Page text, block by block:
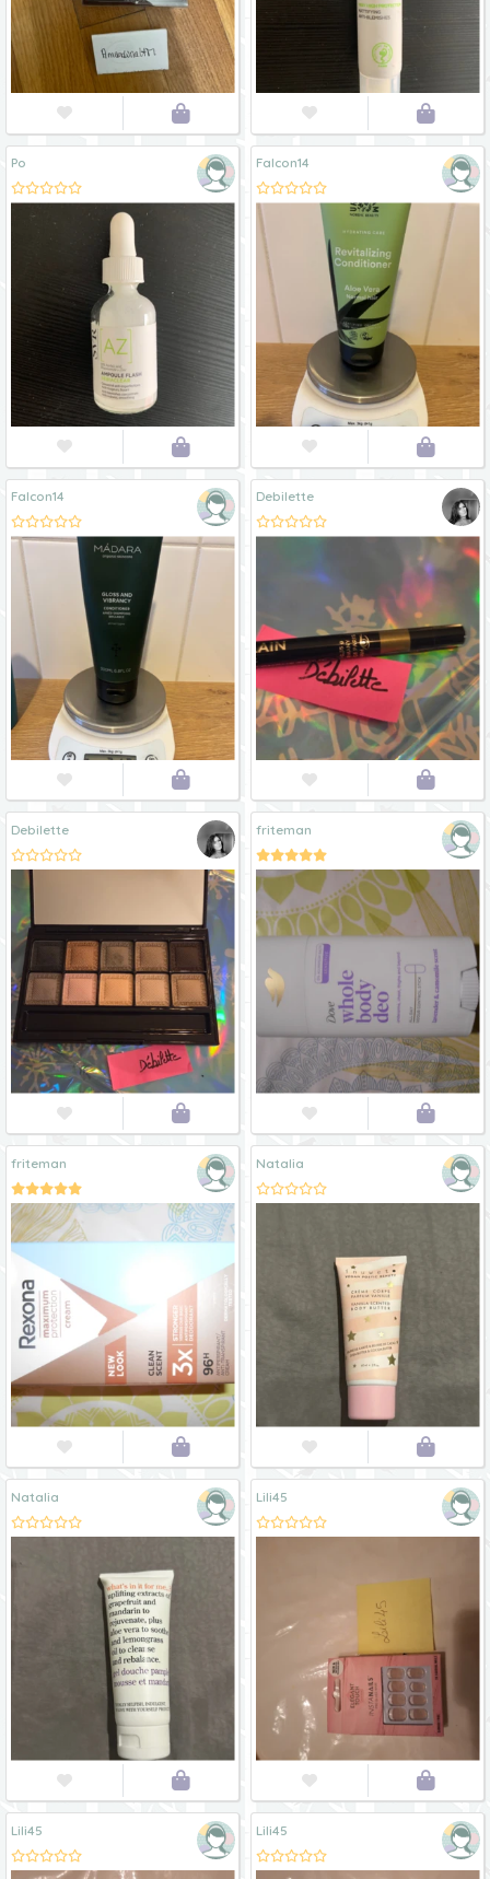
   
Po
 
Falcon14
 
Falcon14
 
Debilette
 
Debilette
 
friteman
 
friteman
 
Natalia
 
Natalia
 
Lili45
 
Lili45 Lili45